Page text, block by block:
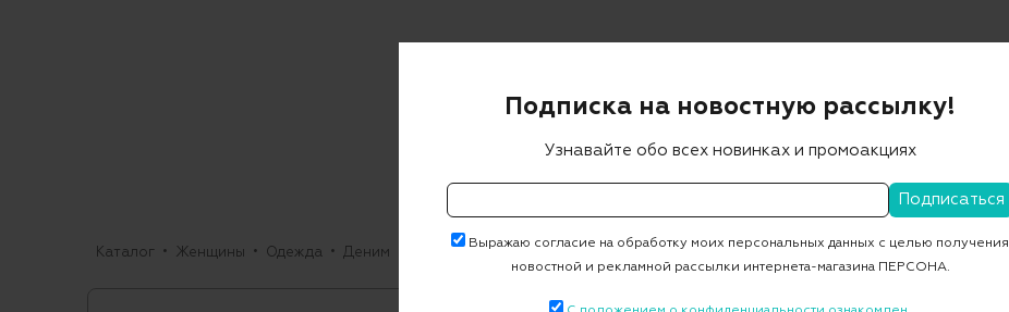
Каталог Женщины Одежда Деним Джинсы "Lisa Brooks"
Подписка на новостную рассылку!
Узнавайте обо всех новинках и промоакциях
Выражаю согласие на обработку моих персональных данных с целью получения
новостной и рекламной рассылки интернета-магазина ПЕРСОНА.